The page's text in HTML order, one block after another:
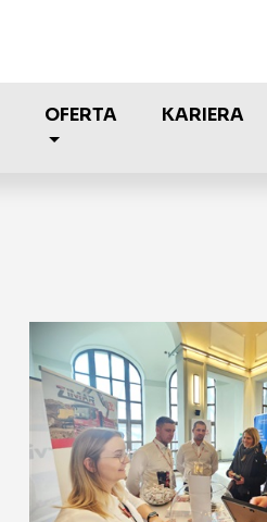
OFERTA KARIERA